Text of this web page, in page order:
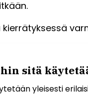
sitä
yleisesti